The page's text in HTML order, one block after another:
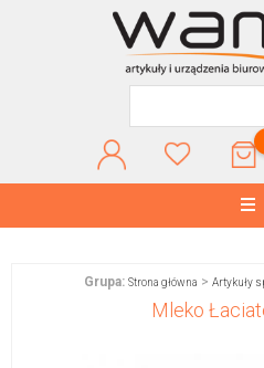
Grupa: Strona główna > Artykuły
Mleko